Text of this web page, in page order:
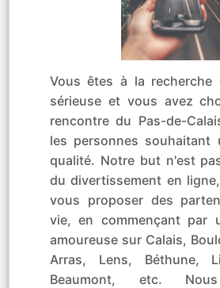
Vous êtes à la recherche
sérieuse et vous avez
rencontre du Pas-de-
les personnes souhaitant
qualité. Notre but n'est
du divertissement en
vous proposer des
vie, en commençant par
amoureuse sur Calais,
Arras, Lens, Béthune,
Beaumont, etc.